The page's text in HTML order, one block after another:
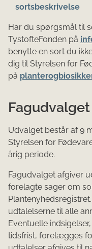
sortsbeskrivelse
Har du spørgsmål til
TystofteFonden på
benytte en sort du
dig tilStyrelsen for
på
Udvalget består af 9
Styrelsen for
årig periode.
Fagudvalget afgiver
forelagte sager om
udtalelserne til alle
Eventuelle
tidsfrist, forelægges